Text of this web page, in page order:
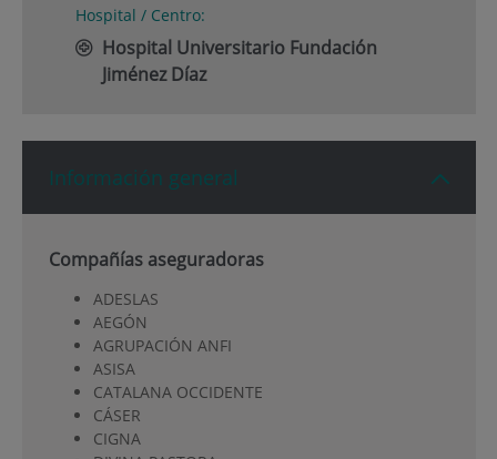
Hospital / Centro:
Hospital Universitario Fundación
Jiménez Díaz
Información general
Compañías aseguradoras
ADESLAS
AEGÓN
AGRUPACIÓN ANFI
ASISA
CATALANA OCCIDENTE
CÁSER
CIGNA